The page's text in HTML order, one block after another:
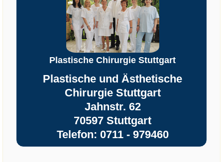
Plastische Chirurgie Stuttgart
Plastische und Ästhetische
Chirurgie Stuttgart
Jahnstr. 62
70597 Stuttgart
Telefon: 0711 - 979460